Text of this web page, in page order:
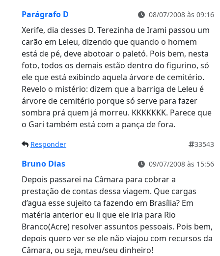
Parágrafo D 08/07/2008 às 09:16
Xerife, dia desses D. Terezinha de Irami passou um
carão em Leleu, dizendo que quando o homem
está de pé, deve abotoar o paletó. Pois bem, nesta
foto, todos os demais estão dentro do figurino, só
ele que está exibindo aquela árvore de cemitério.
Revelo o mistério: dizem que a barriga de Leleu é
árvore de cemitério porque só serve para fazer
sombra prá quem já morreu. KKKKKKK. Parece que
o Gari também está com a pança de fora.
Responder 33543
Bruno Dias 09/07/2008 às 15:56
Depois passarei na Câmara para cobrar a
prestação de contas dessa viagem. Que cargas
d’agua esse sujeito ta fazendo em Brasília? Em
matéria anterior eu li que ele iria para Rio
Branco(Acre) resolver assuntos pessoais. Pois bem,
depois quero ver se ele não viajou com recursos da
Câmara, ou seja, meu/seu dinheiro!